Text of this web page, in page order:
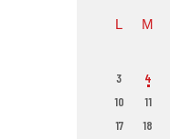
L M
3
4
10
11
17
18